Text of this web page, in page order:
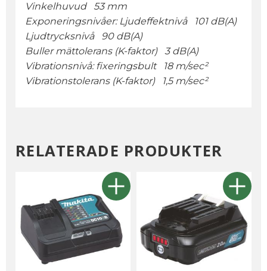
Vinkelhuvud 53 mm
Exponeringsnivåer: Ljudeffektnivå 101 dB(A)
Ljudtrycksnivå 90 dB(A)
Buller mättolerans (K-faktor) 3 dB(A)
Vibrationsnivå: fixeringsbult 18 m/sec²
Vibrationstolerans (K-faktor) 1,5 m/sec²
RELATERADE PRODUKTER